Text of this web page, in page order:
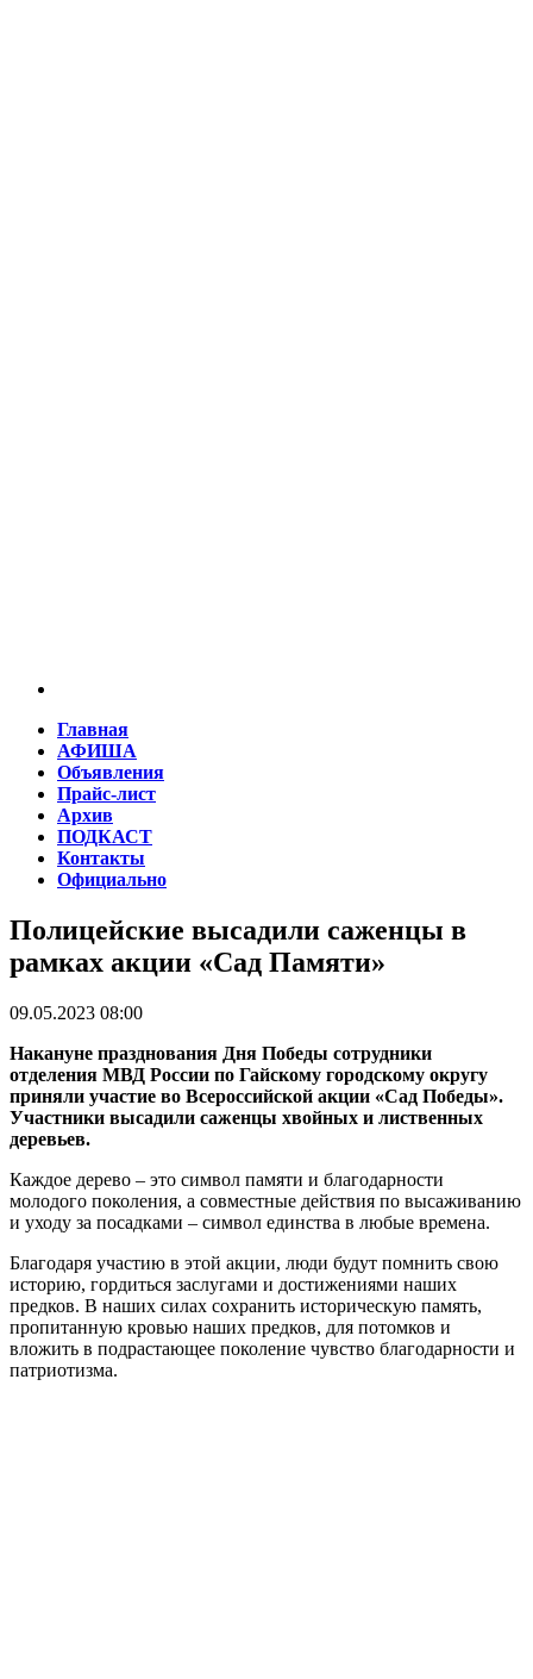
Главная
АФИША
Объявления
Прайс-лист
Архив
ПОДКАСТ
Контакты
Официально
Полицейские высадили саженцы в
рамках акции «Сад Памяти»
09.05.2023 08:00
Накануне празднования Дня Победы сотрудники
отделения МВД России по Гайскому городскому округу
приняли участие во Всероссийской акции «Сад Победы».
Участники высадили саженцы хвойных и лиственных
деревьев.
Каждое дерево – это символ памяти и благодарности
молодого поколения, а совместные действия по высаживанию
и уходу за посадками – символ единства в любые времена.
Благодаря участию в этой акции, люди будут помнить свою
историю, гордиться заслугами и достижениями наших
предков. В наших силах сохранить историческую память,
пропитанную кровью наших предков, для потомков и
вложить в подрастающее поколение чувство благодарности и
патриотизма.